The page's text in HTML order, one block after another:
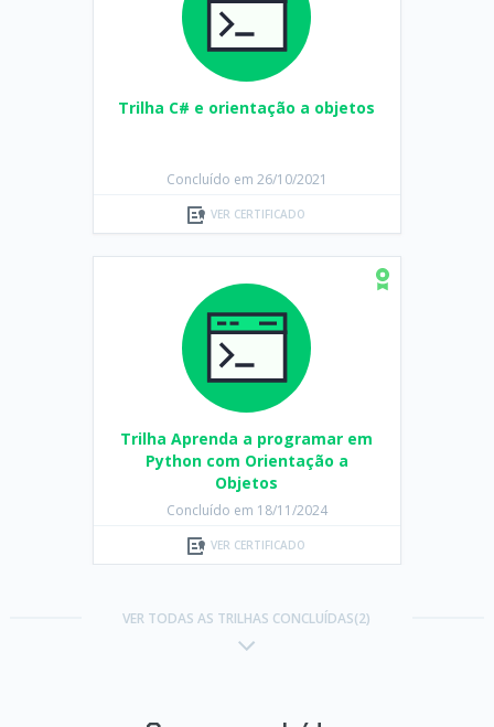
Trilha C# e orientação a objetos
Concluído em 26/10/2021
VER CERTIFICADO
Trilha Aprenda a programar em
Python com Orientação a
Objetos
Concluído em 18/11/2024
VER CERTIFICADO
VER TODAS AS TRILHAS CONCLUÍDAS(2)